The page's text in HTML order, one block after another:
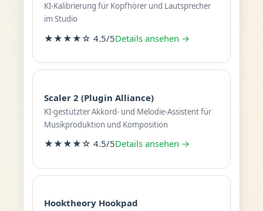
KI-Kalibrierung für Kopfhörer und Lautsprecher
im Studio
★★★★☆ 4.5/5Details ansehen →
Scaler 2 (Plugin Alliance)
KI-gestützter Akkord- und Melodie-Assistent für
Musikproduktion und Komposition
★★★★☆ 4.5/5Details ansehen →
Hooktheory Hookpad